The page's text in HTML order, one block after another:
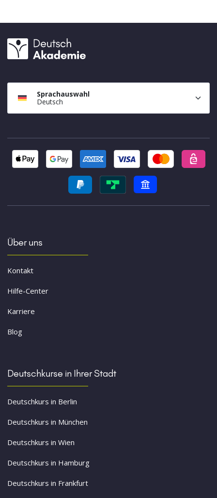
Sprachauswahl
Deutsch
Über uns
Kontakt
Hilfe-Center
Karriere
Blog
Deutschkurse in Ihrer Stadt
Deutschkurs in Berlin
Deutschkurs in München
Deutschkurs in Wien
Deutschkurs in Hamburg
Deutschkurs in Frankfurt